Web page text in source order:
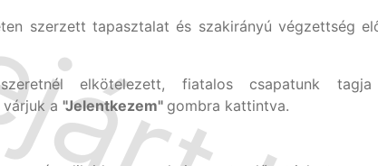
szerzett tapasztalat és szakirányú végzettség
elkötelezett, fiatalos csapatunk
a "Jelentkezem" gombra kattintva.